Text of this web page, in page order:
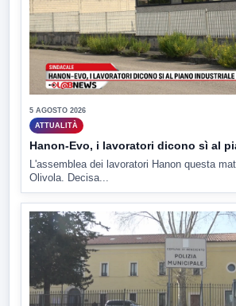
5 AGOSTO 2026
ATTUALITÀ
Hanon-Evo, i lavoratori dicono sì al
L'assemblea dei lavoratori Hanon questa
Olivola. Decisa...